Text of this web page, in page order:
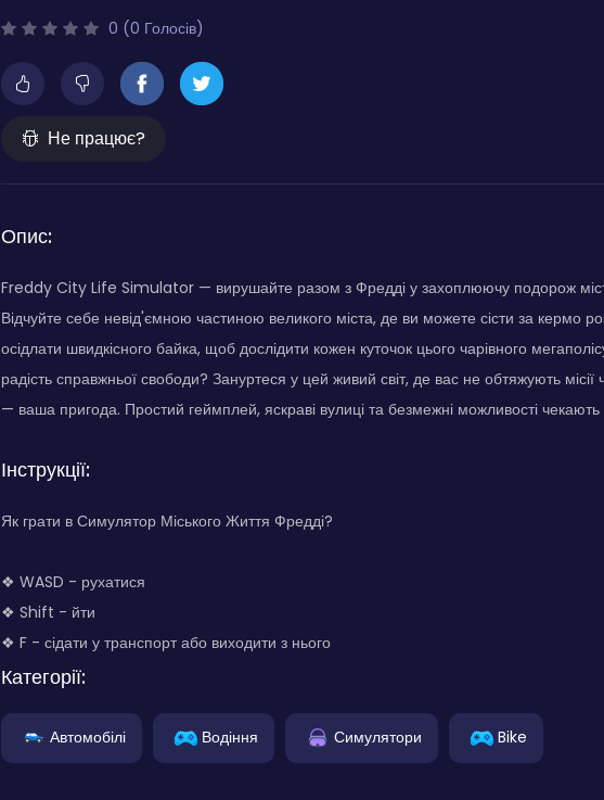
0 (0 Голосів)
Не працює?
Опис:
Freddy City Life Simulator — вирушайте разом з Фредді у захоплюючу подорож
Відчуйте себе невід'ємною частиною великого міста, де ви можете сісти за кермо
осідлати швидкісного байка, щоб дослідити кожен куточок цього чарівного
радість справжньої свободи? Зануртеся у цей живий світ, де вас не обтяжують
— ваша пригода. Простий геймплей, яскраві вулиці та безмежні можливості
Інструкції:
Як грати в Симулятор Міського Життя Фредді?
❖ WASD - рухатися
❖ Shift - йти
❖ F - сідати у транспорт або виходити з нього
Категорії:
Автомобілі Водіння Симулятори Bike